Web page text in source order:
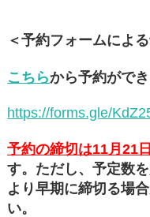
＜予約フォームによ
こちらから予約ができ
https://forms.gle/
予約の締切は11月21
す。ただし、予定数
より早期に締切る場
い。